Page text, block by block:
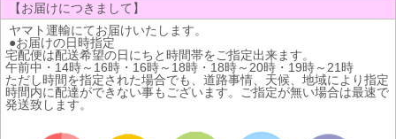
【お届けにつきまして】
ヤマト運輸にてお届けいたします。
●お届けの日時指定
宅配便は配送希望の日にちと時間帯をご指定出来ます。
午前中・14時～16時・16時～18時・18時～20時・19時～21時
ただし時間を指定された場合でも、道路事情、天候、地域により指定
時間内に配達ができない事もございます。ご指定が無い場合は最速で
発送致します。